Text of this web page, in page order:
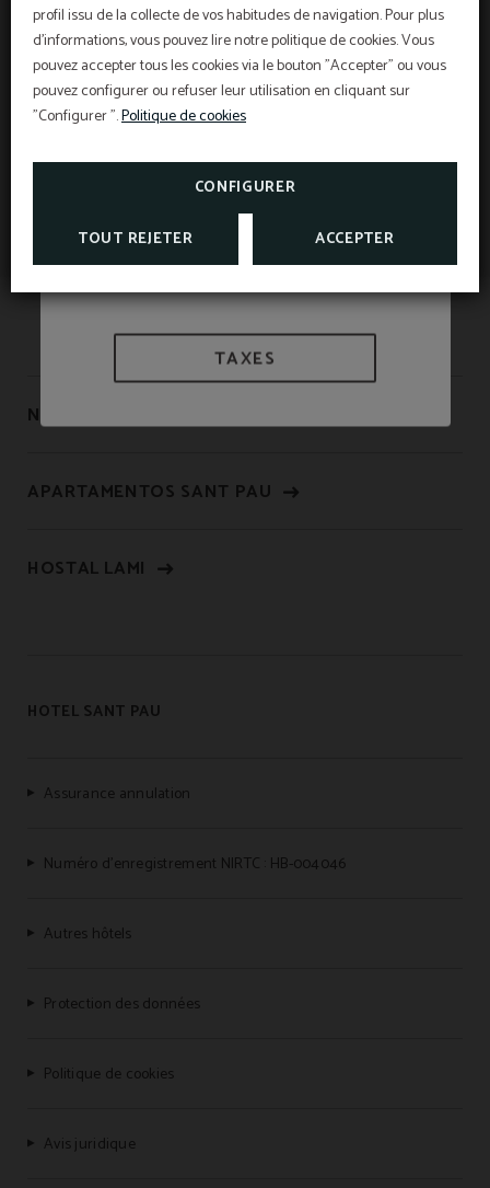
profil issu de la collecte de vos habitudes de navigation. Pour plus
d'informations, vous pouvez lire notre politique de cookies. Vous
pouvez accepter tous les cookies via le bouton "Accepter" ou vous
pouvez configurer ou refuser leur utilisation en cliquant sur
"Configurer ".Politique de cookies
CONFIGURER
TOUT REJETER ACCEPTER
Offre mobile
NOUS SOMMES BIOSPHERE
APARTAMENTOS SANT PAU
HOSTAL LAMI
HOTEL SANT PAU
Assurance annulation
Numéro d’enregistrement NIRTC : HB-004046
Autres hôtels
Protection des données
Politique de cookies
Avis juridique
Meilleur prix garanti, réduction pour réservation
anticipée, petit déjeuner gratuit et assurance
annulation gratuite inclus!
L’Hôtel Sant Pau os inclut une assurance
annulation exclusive pour les réservations
effectuées sur le site officiel.
ANNULATION
INFORMATION
Information d'intérêt
TAXES ET EXONÉRATIONS
TAXES